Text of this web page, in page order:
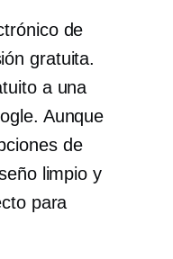
de
gratuita.
a una
Aunque
de
limpio y
para